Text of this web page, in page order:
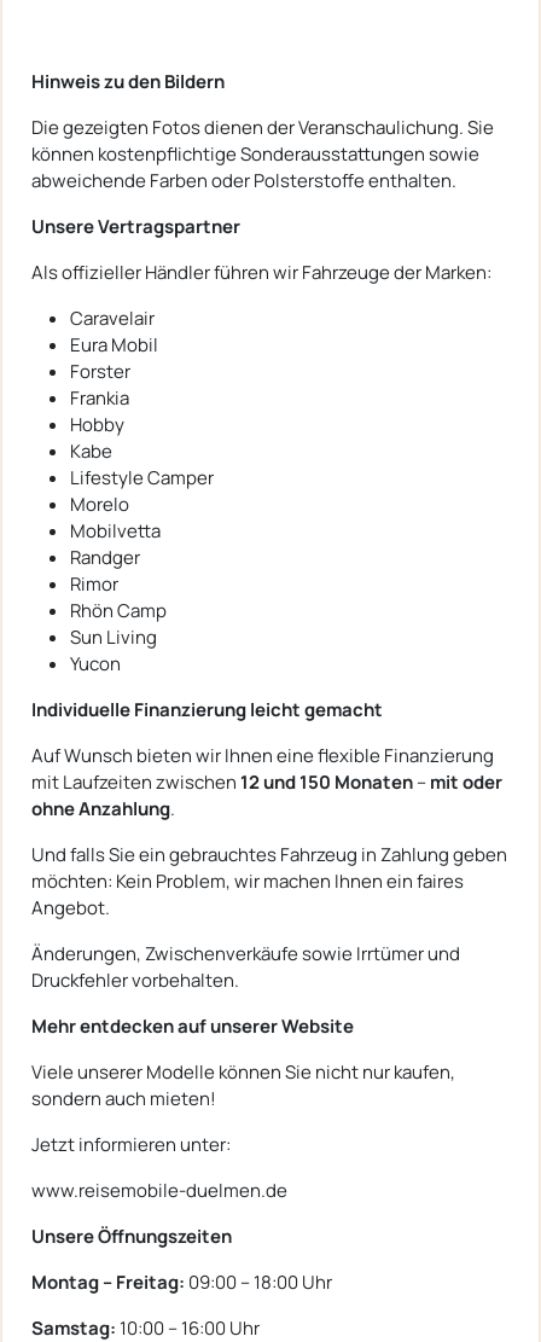
Hinweis zu den Bildern
Die gezeigten Fotos dienen der Veranschaulichung. Sie
können kostenpflichtige Sonderausstattungen sowie
abweichende Farben oder Polsterstoffe enthalten.
Unsere Vertragspartner
Als offizieller Händler führen wir Fahrzeuge der Marken:
Caravelair
Eura Mobil
Forster
Frankia
Hobby
Kabe
Lifestyle Camper
Morelo
Mobilvetta
Randger
Rimor
Rhön Camp
Sun Living
Yucon
Individuelle Finanzierung leicht gemacht
Auf Wunsch bieten wir Ihnen eine flexible Finanzierung
mit Laufzeiten zwischen 12 und 150 Monaten–mit oder
ohne Anzahlung.
Und falls Sie ein gebrauchtes Fahrzeug in Zahlung geben
möchten: Kein Problem, wir machen Ihnen ein faires
Angebot.
Änderungen, Zwischenverkäufe sowie Irrtümer und
Druckfehler vorbehalten.
Mehr entdecken auf unserer Website
Viele unserer Modelle können Sie nicht nur kaufen,
sondern auch mieten!
Jetzt informieren unter:
www.reisemobile-duelmen.de
Unsere Öffnungszeiten
Montag – Freitag: 09:00 – 18:00 Uhr
Samstag: 10:00 – 16:00 Uhr